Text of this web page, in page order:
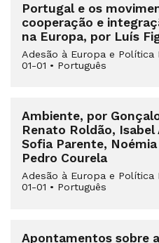
Portugal e os
cooperação e
na Europa, por Luís
Adesão à Europa e Política
01-01 • Português
Ambiente, por
Renato Roldão, Isabel
Sofia Parente,
Pedro Courela
Adesão à Europa e Política
01-01 • Português
Apontamentos sobre